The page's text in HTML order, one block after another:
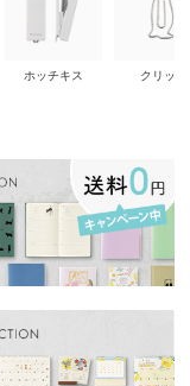
ホッチキス クリップ